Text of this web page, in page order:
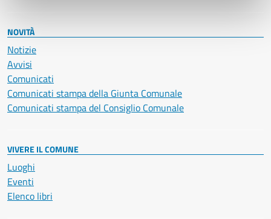
NOVITÀ
Notizie
Avvisi
Comunicati
Comunicati stampa della Giunta Comunale
Comunicati stampa del Consiglio Comunale
VIVERE IL COMUNE
Luoghi
Eventi
Elenco libri